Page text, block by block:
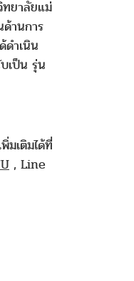
ยาลัยแม่
านการ
ดำเนิน
เป็น รุ่น
มเติมได้ที่
, Line